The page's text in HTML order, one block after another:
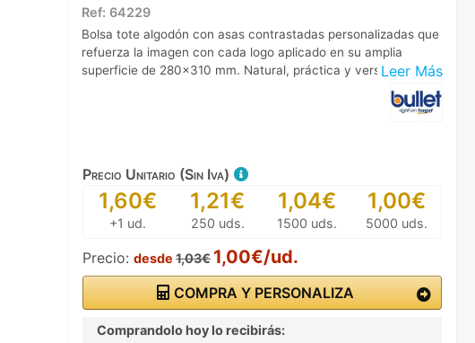
Ref: 64229
Leer Más
Bolsa tote algodón con asas contrastadas personalizadas que
refuerza la imagen con cada logo aplicado en su amplia
superficie de 280x310 mm. Natural, práctica y versátil.
Precio Unitario (Sin Iva)
1,60€
+1 ud.
1,21€
250 uds.
1,04€
1500 uds.
1,00€
5000 uds.
Precio: desde 1,03€ 1,00€/ud.
COMPRA Y PERSONALIZA
Comprandolo hoy lo recibirás: